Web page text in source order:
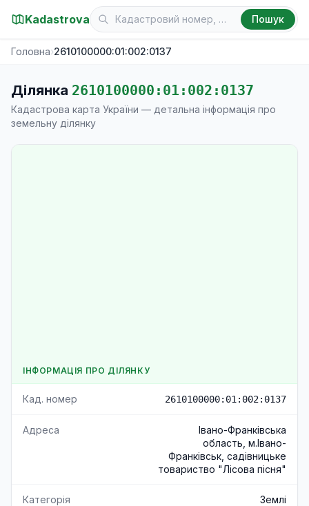
Kadastrova Пошук
Головна›2610100000:01:002:0137
Ділянка 2610100000:01:002:0137
Кадастрова карта України — детальна інформація про
земельну ділянку
ІНФОРМАЦІЯ ПРО ДІЛЯНКУ
Кад. номер 2610100000:01:002:0137
Адреса
Івано-Франківська
область, м.Івано-
Франківськ, садівницьке
товариство "Лісова пісня"
Категорія
Землі